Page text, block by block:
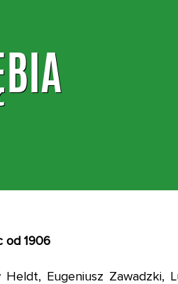
od 1906
Heldt, Eugeniusz Zawadzki,